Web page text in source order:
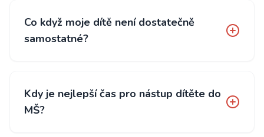
Co když moje dítě není dostatečně
samostatné?
Kdy je nejlepší čas pro nástup dítěte do
MŠ?